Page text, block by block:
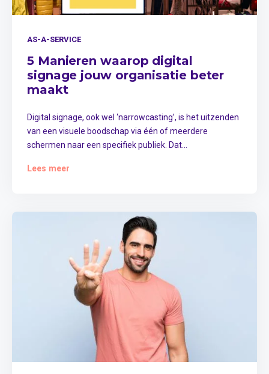
AS-A-SERVICE
5 Manieren waarop digital
signage jouw organisatie beter
maakt
Digital signage, ook wel ‘narrowcasting’, is het uitzenden
van een visuele boodschap via één of meerdere
schermen naar een specifiek publiek. Dat...
Lees meer